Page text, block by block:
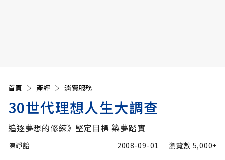
首頁 產經 消費服務
30世代理想人生大調查
追逐夢想的修練》堅定目標 築夢踏實
陳竫詒 2008-09-01 瀏覽數 5,000+